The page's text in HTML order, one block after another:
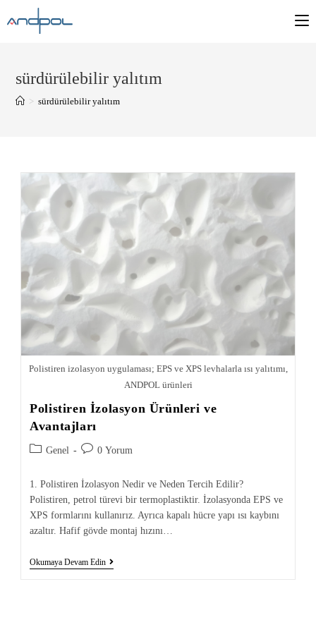
sürdürülebilir yalıtım
> sürdürülebilir yalıtım
Polistiren izolasyon uygulaması; EPS ve XPS levhalarla ısı yalıtımı,
ANDPOL ürünleri
Polistiren İzolasyon Ürünleri ve
Avantajları
Genel 0 Yorum
1. Polistiren İzolasyon Nedir ve Neden Tercih Edilir?
Polistiren, petrol türevi bir termoplastiktir. İzolasyonda EPS ve
XPS formlarını kullanırız. Ayrıca kapalı hücre yapı ısı kaybını
azaltır. Hafif gövde montaj hızını…
Okumaya Devam Edin